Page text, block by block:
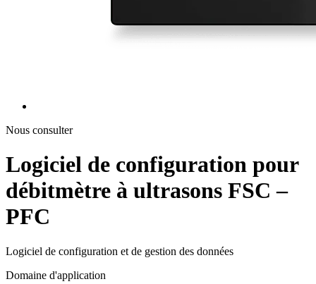
Nous consulter
Logiciel de configuration pour
débitmètre à ultrasons FSC –
PFC
Logiciel de configuration et de gestion des données
Domaine d'application